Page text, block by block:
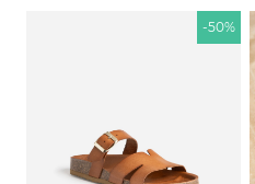
-50%